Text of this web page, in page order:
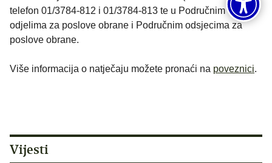
telefon 01/3784-812 i 01/3784-813 te u Područnim
odjelima za poslove obrane i Područnim odsjecima za
poslove obrane.
Više informacija o natječaju možete pronaći na poveznici.
Vijesti